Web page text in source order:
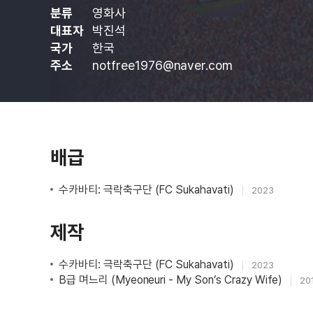
분류
영화사
대표자
박진석
국가
한국
주소
notfree1976@naver.com
배급
수카바티: 극락축구단 (FC Sukahavati) 2023
제작
수카바티: 극락축구단 (FC Sukahavati) 2023
B급 며느리 (Myeoneuri - My Son’s Crazy Wife)